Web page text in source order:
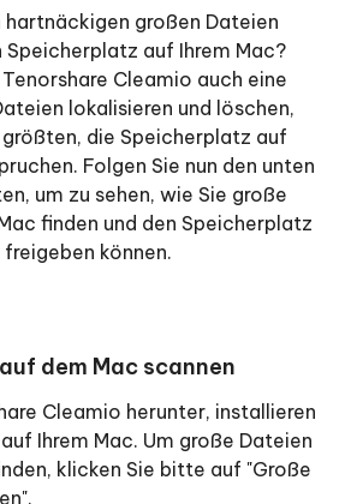
großen Dateien
Speicherplatz auf Ihrem Mac?
Cleamio auch eine
lokalisieren und löschen,
die Speicherplatz auf
Folgen Sie nun den unten
um zu sehen, wie Sie große
finden und den Speicherplatz
können.
dem Mac scannen
Cleamio herunter, installieren
Ihrem Mac. Um große Dateien
klicken Sie bitte auf "Große